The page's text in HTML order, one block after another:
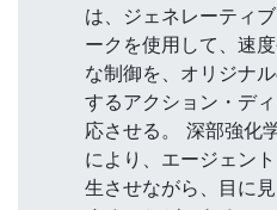
は、ジェネレーティ
ークを使用して、速
な制御を、オリジナ
するアクション・デ
応させる。 深部強化
により、エージェン
生させながら、目に